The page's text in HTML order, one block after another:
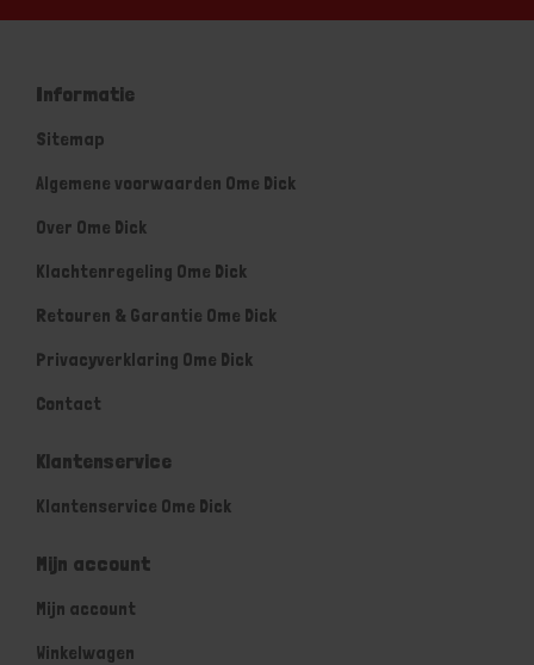
Informatie
Sitemap
Algemene voorwaarden Ome Dick
Over Ome Dick
Klachtenregeling Ome Dick
Retouren & Garantie Ome Dick
Privacyverklaring Ome Dick
Contact
Klantenservice
Klantenservice Ome Dick
Mijn account
Mijn account
Winkelwagen